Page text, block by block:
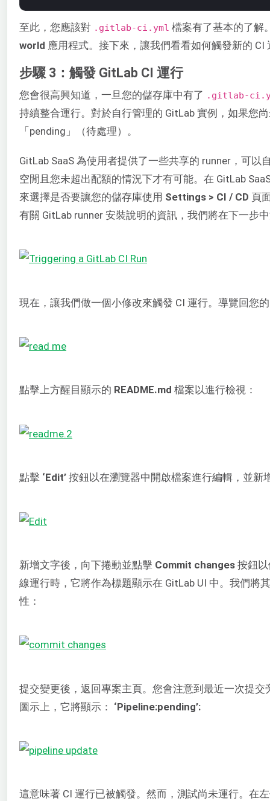
至此，您應該對 .gitlab-ci.yml 檔案有了基本的了解
world 應用程式。接下來，讓我們看看如何觸發新的 CI
步驟 3：觸發 GitLab CI 運行
您會很高興知道，一旦您的儲存庫中有了 .gitlab-
持續整合運行。對於自行管理的 GitLab 實例，如果您
「pending」（待處理）。
GitLab SaaS 為使用者提供了一些共享的 runner，可
空閒且您未超出配額的情況下才有可能。在 GitLab
來選擇是否要讓您的儲存庫使用 Settings > CI / CD 頁
有關 GitLab runner 安裝說明的資訊，我們將在下一步
現在，讓我們做一個小修改來觸發 CI 運行。導覽回您
點擊上方醒目顯示的 README.md 檔案以進行檢視：
點擊 ‘Edit’ 按鈕以在瀏覽器中開啟檔案進行編輯，並新
新增文字後，向下捲動並點擊 Commit changes 按鈕
線運行時，它將作為標題顯示在 GitLab UI 中。我們將
性：
提交變更後，返回專案主頁。您會注意到最近一次提
圖示上，它將顯示： ‘Pipeline:pending’:
這意味著 CI 運行已被觸發。然而，測試尚未運行。在